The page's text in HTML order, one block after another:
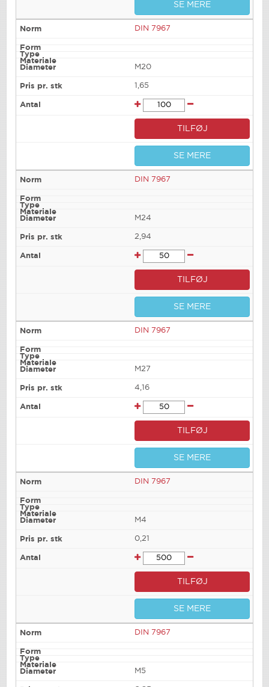
SE MERE
DIN 7967
M20
1,65
TILFØJ
SE MERE
DIN 7967
M24
2,94
TILFØJ
SE MERE
DIN 7967
M27
4,16
TILFØJ
SE MERE
DIN 7967
M4
0,21
TILFØJ
SE MERE
DIN 7967
M5